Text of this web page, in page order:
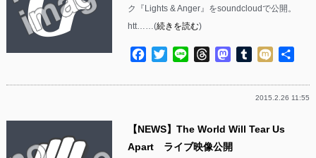
ク『Lights & Anger』をsoundcloudで公開。
htt……(続きを読む)
Facebook
TwitterLine ThreadsMastodon
Tumblr
Mixi
2015.2.26 11:55
【NEWS】The World Will Tear Us
Apart ライブ映像公開